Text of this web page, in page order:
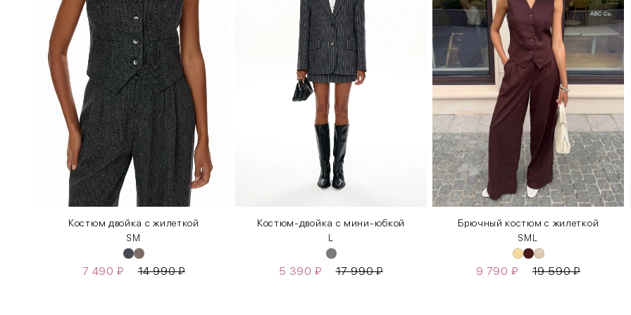
Костюм двойка с жилеткой
S M
7 490 ₽ 14 990₽
Костюм-двойка с мини-юбкой
L
5 390 ₽ 17 990₽
Брючный костюм с жилеткой
S M L
9 790 ₽ 19 590₽